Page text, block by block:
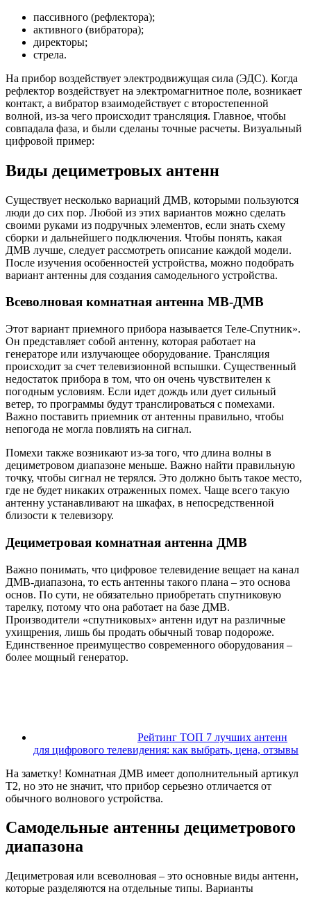
пассивного (рефлектора);
активного (вибратора);
директоры;
стрела.
На прибор воздействует электродвижущая сила (ЭДС). Когда
рефлектор воздействует на электромагнитное поле, возникает
контакт, а вибратор взаимодействует с второстепенной
волной, из-за чего происходит трансляция. Главное, чтобы
совпадала фаза, и были сделаны точные расчеты. Визуальный
цифровой пример:
Виды дециметровых антенн
Существует несколько вариаций ДМВ, которыми пользуются
люди до сих пор. Любой из этих вариантов можно сделать
своими руками из подручных элементов, если знать схему
сборки и дальнейшего подключения. Чтобы понять, какая
ДМВ лучше, следует рассмотреть описание каждой модели.
После изучения особенностей устройства, можно подобрать
вариант антенны для создания самодельного устройства.
Всеволновая комнатная антенна МВ-ДМВ
Этот вариант приемного прибора называется Теле-Спутник».
Он представляет собой антенну, которая работает на
генераторе или излучающее оборудование. Трансляция
происходит за счет телевизионной вспышки. Существенный
недостаток прибора в том, что он очень чувствителен к
погодным условиям. Если идет дождь или дует сильный
ветер, то программы будут транслироваться с помехами.
Важно поставить приемник от антенны правильно, чтобы
непогода не могла повлиять на сигнал.
Помехи также возникают из-за того, что длина волны в
дециметровом диапазоне меньше. Важно найти правильную
точку, чтобы сигнал не терялся. Это должно быть такое место,
где не будет никаких отраженных помех. Чаще всего такую
антенну устанавливают на шкафах, в непосредственной
близости к телевизору.
Дециметровая комнатная антенна ДМВ
Важно понимать, что цифровое телевидение вещает на канал
ДМВ-диапазона, то есть антенны такого плана – это основа
основ. По сути, не обязательно приобретать спутниковую
тарелку, потому что она работает на базе ДМВ.
Производители «спутниковых» антенн идут на различные
ухищрения, лишь бы продать обычный товар подороже.
Единственное преимущество современного оборудования –
более мощный генератор.
Рейтинг ТОП 7 лучших антенн
для цифрового телевидения: как выбрать, цена, отзывы
На заметку! Комнатная ДМВ имеет дополнительный артикул
Т2, но это не значит, что прибор серьезно отличается от
обычного волнового устройства.
Самодельные антенны дециметрового
диапазона
Дециметровая или всеволновая – это основные виды антенн,
которые разделяются на отдельные типы. Варианты